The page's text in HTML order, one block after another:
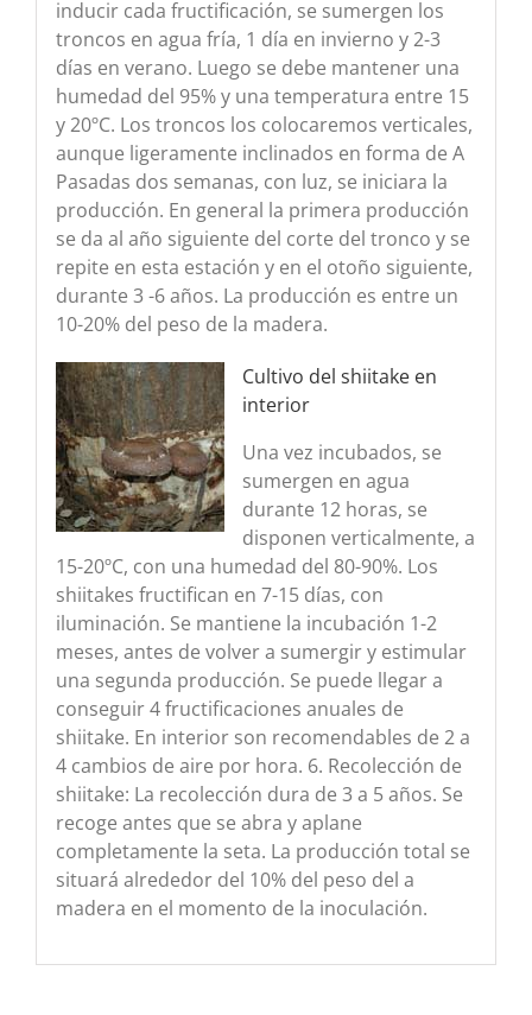
inducir cada fructificación, se sumergen los
troncos en agua fría, 1 día en invierno y 2-3
días en verano. Luego se debe mantener una
humedad del 95% y una temperatura entre 15
y 20ºC. Los troncos los colocaremos verticales,
aunque ligeramente inclinados en forma de A
Pasadas dos semanas, con luz, se iniciara la
producción. En general la primera producción
se da al año siguiente del corte del tronco y se
repite en esta estación y en el otoño siguiente,
durante 3 -6 años. La producción es entre un
10-20% del peso de la madera.
Cultivo del shiitake en
interior
Una vez incubados, se
sumergen en agua
durante 12 horas, se
disponen verticalmente, a
15-20ºC, con una humedad del 80-90%. Los
shiitakes fructifican en 7-15 días, con
iluminación. Se mantiene la incubación 1-2
meses, antes de volver a sumergir y estimular
una segunda producción. Se puede llegar a
conseguir 4 fructificaciones anuales de
shiitake. En interior son recomendables de 2 a
4 cambios de aire por hora. 6. Recolección de
shiitake: La recolección dura de 3 a 5 años. Se
recoge antes que se abra y aplane
completamente la seta. La producción total se
situará alrededor del 10% del peso del a
madera en el momento de la inoculación.